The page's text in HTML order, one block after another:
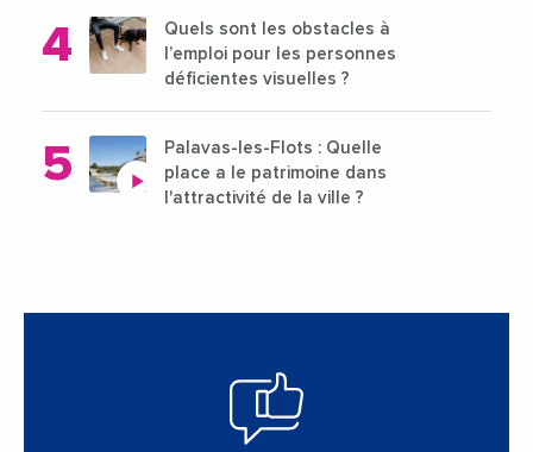
Quels sont les obstacles à
l’emploi pour les personnes
déficientes visuelles ?
Palavas-les-Flots : Quelle
place a le patrimoine dans
l'attractivité de la ville ?